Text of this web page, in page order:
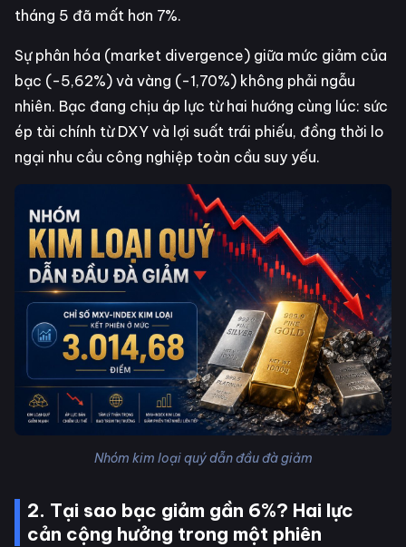
tháng 5 đã mất hơn 7%.
Sự phân hóa (market divergence) giữa mức giảm của
bạc (-5,62%) và vàng (-1,70%) không phải ngẫu
nhiên. Bạc đang chịu áp lực từ hai hướng cùng lúc: sức
ép tài chính từ DXY và lợi suất trái phiếu, đồng thời lo
ngại nhu cầu công nghiệp toàn cầu suy yếu.
Nhóm kim loại quý dẫn đầu đà giảm
2. Tại sao bạc giảm gần 6%? Hai lực
cản cộng hưởng trong một phiên